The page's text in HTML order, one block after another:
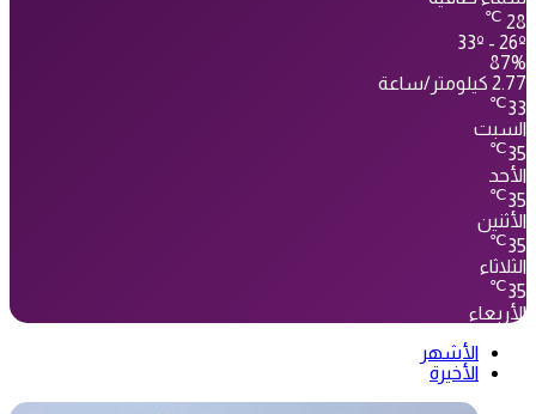
28
℃
33º - 26º
87%
2.77 كيلومتر/ساعة
33
℃
السبت
35
℃
الأحد
35
℃
الأثنين
35
℃
الثلاثاء
35
℃
الأربعاء
الأشهر
الأخيرة